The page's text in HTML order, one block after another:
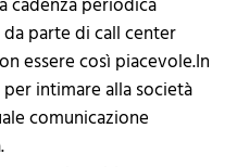
cadenza periodica
parte di call center
essere così piacevole.In
intimare alla società
comunicazione